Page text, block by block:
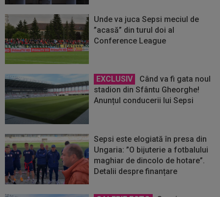
Unde va juca Sepsi meciul de
”acasă” din turul doi al
Conference League
EXCLUSIV
Când va fi gata noul
stadion din Sfântu Gheorghe!
Anunțul conducerii lui Sepsi
Sepsi este elogiată în presa din
Ungaria: ”O bijuterie a fotbalului
maghiar de dincolo de hotare”.
Detalii despre finanțare